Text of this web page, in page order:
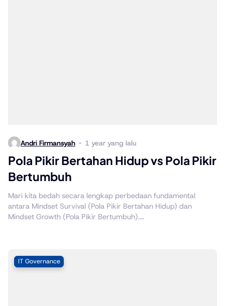
Andri Firmansyah 1 year yang lalu
Pola Pikir Bertahan Hidup vs Pola Pikir
Bertumbuh
Mari kita bedah secara lengkap perbedaan fundamental
antara Mindset Survival (Pola Pikir Bertahan Hidup) dan
Mindset Growth (Pola Pikir Bertumbuh)....
IT Governance